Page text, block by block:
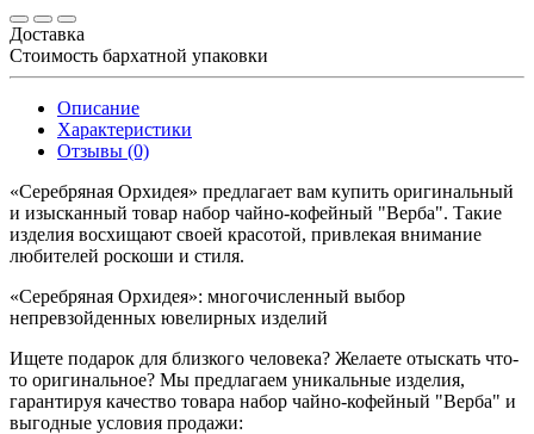
Доставка
Стоимость бархатной упаковки
Описание
Характеристики
Отзывы (0)
«Серебряная Орхидея» предлагает вам купить оригинальный
и изысканный товар набор чайно-кофейный "Верба". Такие
изделия восхищают своей красотой, привлекая внимание
любителей роскоши и стиля.
«Серебряная Орхидея»: многочисленный выбор
непревзойденных ювелирных изделий
Ищете подарок для близкого человека? Желаете отыскать что-
то оригинальное? Мы предлагаем уникальные изделия,
гарантируя качество товара набор чайно-кофейный "Верба" и
выгодные условия продажи: